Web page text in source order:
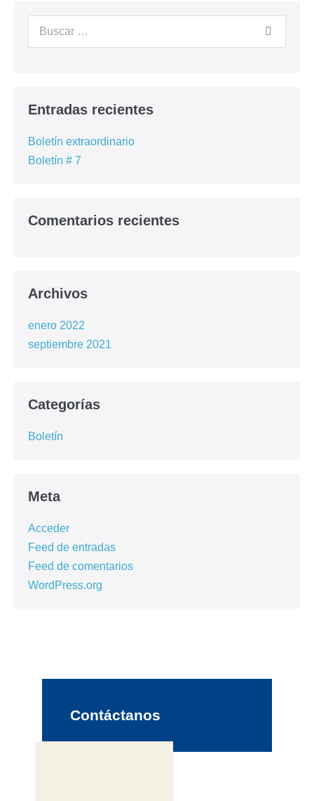
Entradas recientes
Boletín extraordinario
Boletín # 7
Comentarios recientes
Archivos
enero 2022
septiembre 2021
Categorías
Boletín
Meta
Acceder
Feed de entradas
Feed de comentarios
WordPress.org
Contáctanos